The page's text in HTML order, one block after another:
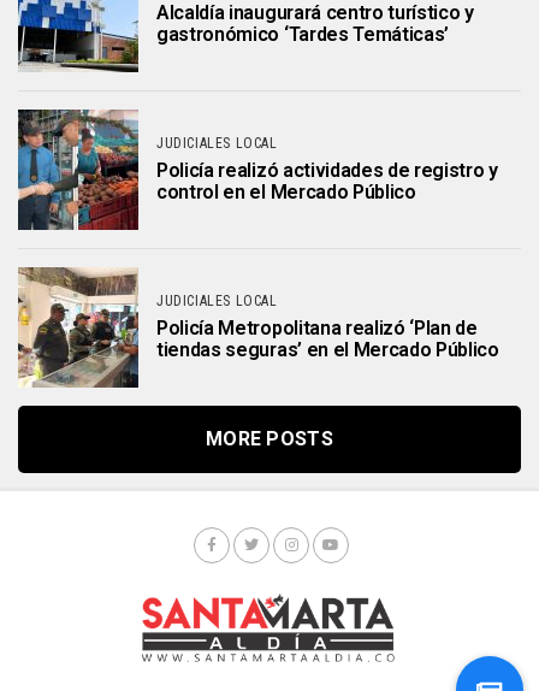
Alcaldía inaugurará centro turístico y
gastronómico ‘Tardes Temáticas’
JUDICIALES LOCAL
Policía realizó actividades de registro y
control en el Mercado Público
JUDICIALES LOCAL
Policía Metropolitana realizó ‘Plan de
tiendas seguras’ en el Mercado Público
MORE POSTS